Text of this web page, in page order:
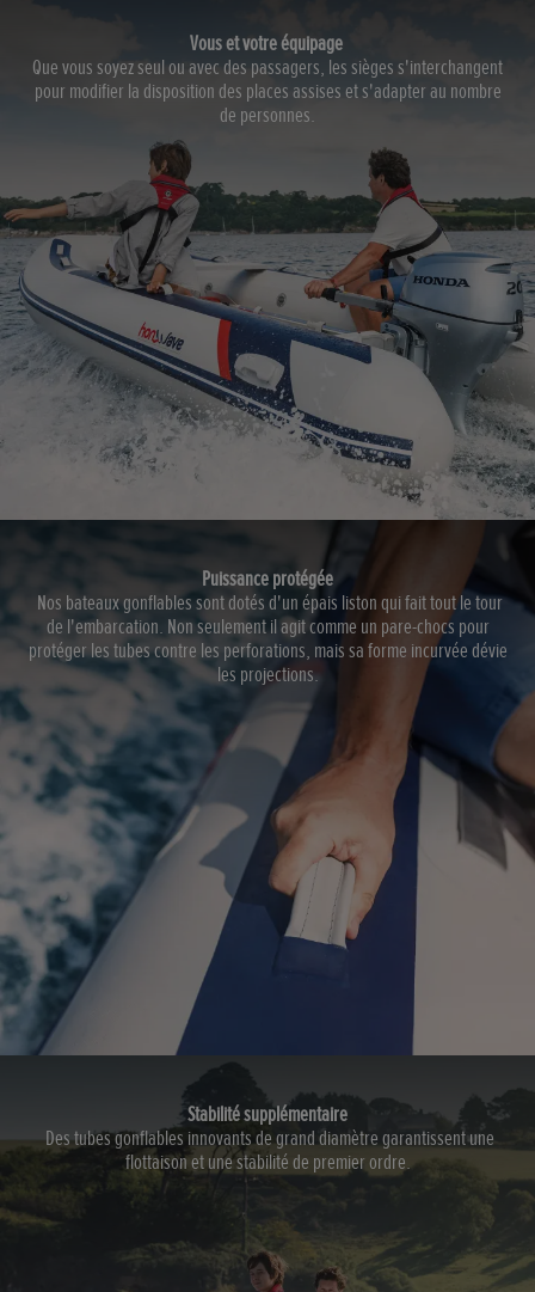
Vous et votre équipage
Que vous soyez seul ou avec des passagers, les sièges s'interchangent
pour modifier la disposition des places assises et s'adapter au nombre
de personnes.
Puissance protégée
Nos bateaux gonflables sont dotés d'un épais liston qui fait tout le tour
de l'embarcation. Non seulement il agit comme un pare-chocs pour
protéger les tubes contre les perforations, mais sa forme incurvée dévie
les projections.
Stabilité supplémentaire
Des tubes gonflables innovants de grand diamètre garantissent une
flottaison et une stabilité de premier ordre.